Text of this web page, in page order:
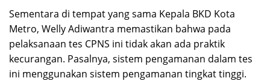
Sementara di tempat yang sama Kepala BKD Kota
Metro, Welly Adiwantra memastikan bahwa pada
pelaksanaan tes CPNS ini tidak akan ada praktik
kecurangan. Pasalnya, sistem pengamanan dalam tes
ini menggunakan sistem pengamanan tingkat tinggi.